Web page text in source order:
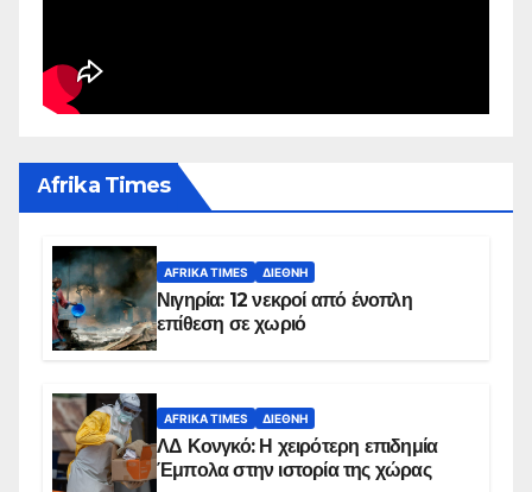
Αfrika Times
AFRIKA TIMES ΔΙΕΘΝΉ
Νιγηρία: 12 νεκροί από ένοπλη
επίθεση σε χωριό
AFRIKA TIMES ΔΙΕΘΝΉ
ΛΔ Κονγκό: Η χειρότερη επιδημία
Έμπολα στην ιστορία της χώρας